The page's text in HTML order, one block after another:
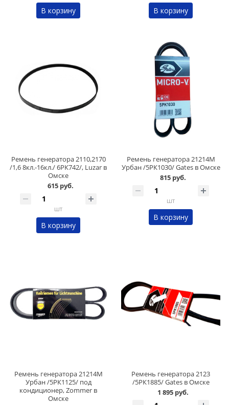
В корзину В корзину
Ремень генератора 2110,2170
/1,6 8кл.-16кл./ 6РК742/, Luzar в
Омске
615 руб.
шт
В корзину
Ремень генератора 21214М
Урбан /5РК1030/ Gates в Омске
815 руб.
шт
В корзину
Ремень генератора 21214М
Урбан /5РК1125/ под
кондиционер, Zommer в
Омске
Ремень генератора 2123
/5РК1885/ Gates в Омске
1 895 руб.